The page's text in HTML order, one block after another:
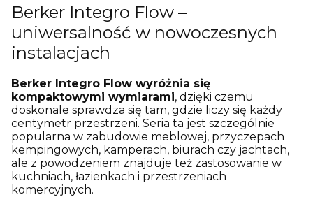
Berker Integro Flow –
uniwersalność w nowoczesnych
instalacjach
Berker Integro Flow wyróżnia się
kompaktowymi wymiarami, dzięki czemu
doskonale sprawdza się tam, gdzie liczy się każdy
centymetr przestrzeni. Seria ta jest szczególnie
popularna w zabudowie meblowej, przyczepach
kempingowych, kamperach, biurach czy jachtach,
ale z powodzeniem znajduje też zastosowanie w
kuchniach, łazienkach i przestrzeniach
komercyjnych.